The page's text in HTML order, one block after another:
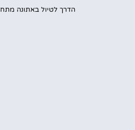
הדרך לטיול באתונה מתחילה כאן!